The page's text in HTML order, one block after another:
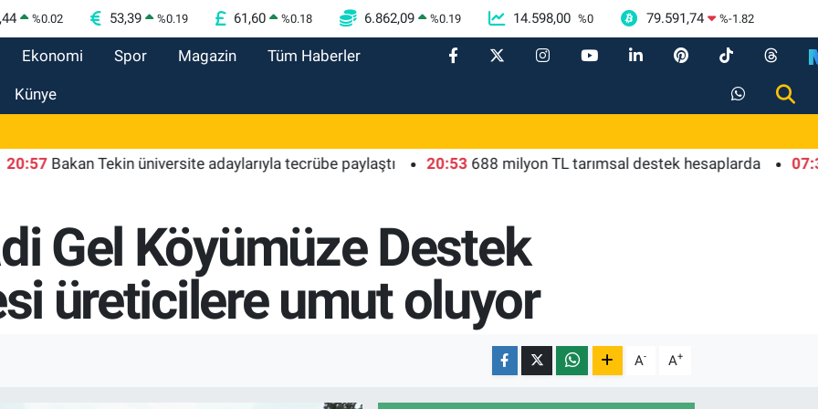
%0.02 53,39 %0.19 61,60 %0.18 6.862,09 %0.19 14.598,00 %0 79.591,74 %-1.82
Ekonomi Spor Magazin Tüm Haberler
Künye
Bakan Tekin üniversite adaylarıyla tecrübe paylaştı 20:53 688 milyon TL tarımsal destek hesaplarda 07:30
Gel Köyümüze Destek
üreticilere umut oluyor
A- A+